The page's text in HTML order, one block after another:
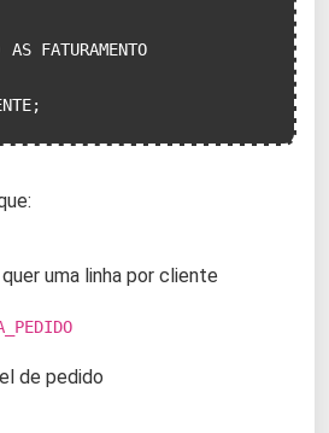
AS FATURAMENTO
uma linha por cliente
de pedido